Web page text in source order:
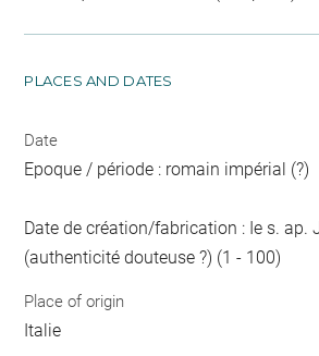
PLACES AND DATES
Date
Epoque / période : romain impérial (?)
Date de création/fabrication : Ie s. ap.
(authenticité douteuse ?) (1 - 100)
Place of origin
Italie